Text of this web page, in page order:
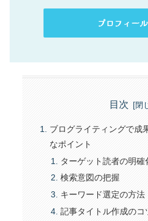
プロフィー
目次
ブログライティングで成
なポイント
ターゲット読者の明確
検索意図の把握
キーワード選定の方法
記事タイトル作成のコ